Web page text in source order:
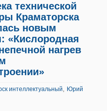
технической
Краматорска
новым
«Кислородная
нагрев
интеллектуальный, Юрий